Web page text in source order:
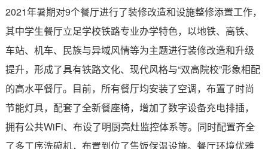
2021年暑期对9个餐厅进行了装修改造和设施整修添置工作，
其中学生餐厅立足学校铁路专业办学特色，以地铁、高铁、
车站、机车、民族与异域风情等为主题进行装修改造和升级
提升，形成了具有铁路文化、现代风格与“双高院校”形象相配
的高水平餐厅。目前，所有餐厅均安装了空调，布置了时尚
节能灯具，配套了全新餐座椅，增加了数字设备充电排插，
拥有公共WiFi、布设了明厨亮灶监控体系等。同时配置齐全
了多工序洗碗机，布置到位了售饭保温设施。餐厅环境优雅